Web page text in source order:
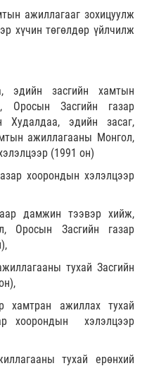
ажиллагааг зохицуулж
хүчин төгөлдөр үйлчилж
эдийн засгийн хамтын
Оросын Засгийн газар
Худалдаа, эдийн засаг,
ажиллагааны Монгол,
(1991 он)
хоорондын хэлэлцээр
дамжин тээвэр хийж,
Оросын Засгийн газар
тухай Засгийн
хамтран ажиллах тухай
хоорондын хэлэлцээр
тухай ерөнхий